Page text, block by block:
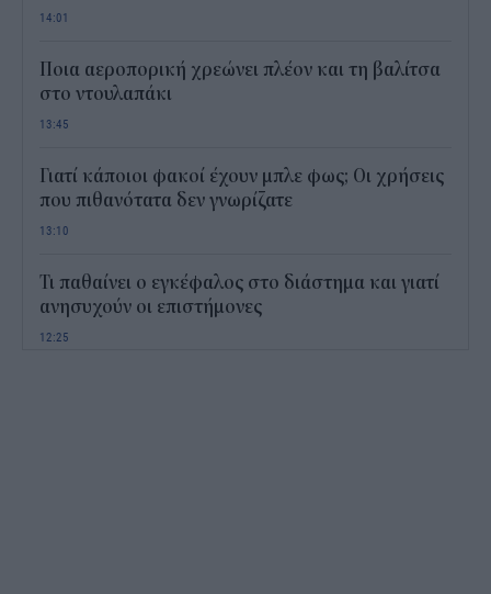
14:01
Ποια αεροπορική χρεώνει πλέον και τη βαλίτσα
στο ντουλαπάκι
13:45
Γιατί κάποιοι φακοί έχουν μπλε φως; Οι χρήσεις
που πιθανότατα δεν γνωρίζατε
13:10
Τι παθαίνει ο εγκέφαλος στο διάστημα και γιατί
ανησυχούν οι επιστήμονες
12:25